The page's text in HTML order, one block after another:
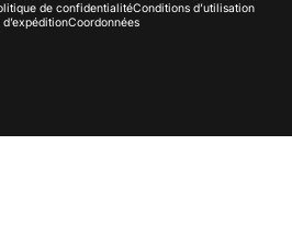
de confidentialitéConditions d’utilisation
Coordonnées